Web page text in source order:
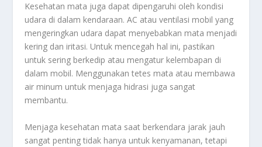
Kesehatan mata juga dapat dipengaruhi oleh kondisi
udara di dalam kendaraan. AC atau ventilasi mobil yang
mengeringkan udara dapat menyebabkan mata menjadi
kering dan iritasi. Untuk mencegah hal ini, pastikan
untuk sering berkedip atau mengatur kelembapan di
dalam mobil. Menggunakan tetes mata atau membawa
air minum untuk menjaga hidrasi juga sangat
membantu.
Menjaga kesehatan mata saat berkendara jarak jauh
sangat penting tidak hanya untuk kenyamanan, tetapi